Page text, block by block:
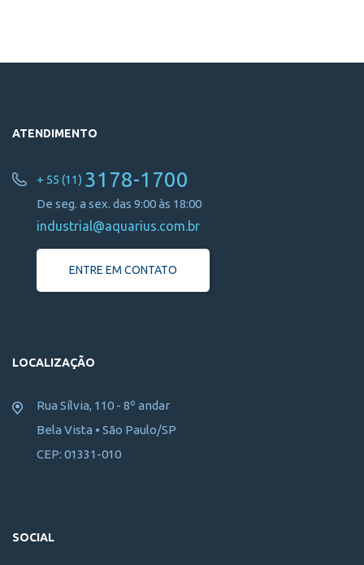
ATENDIMENTO
+ 55 (11) 3178-1700
De seg. a sex. das 9:00 às 18:00
industrial@aquarius.com.br
ENTRE EM CONTATO
LOCALIZAÇÃO
Rua Sílvia, 110 - 8º andar
Bela Vista • São Paulo/SP
CEP: 01331-010
SOCIAL